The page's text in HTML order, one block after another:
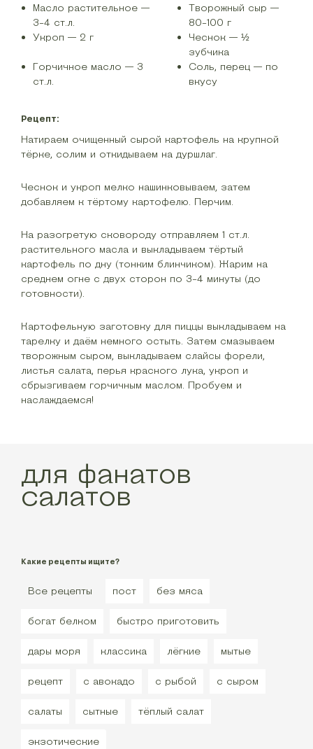
Масло растительное —
3-4 ст.л.
Творожный сыр —
80-100 г
Укроп — 2 г
Чеснок — ½
зубчика
Горчичное масло — 3
ст.л.
Соль, перец — по
вкусу
Рецепт:
Натираем очищенный сырой картофель на крупной
тёрке, солим и откидываем на дуршлаг.
Чеснок и укроп мелко нашинковываем, затем
добавляем к тёртому картофелю. Перчим.
На разогретую сковороду отправляем 1 ст.л.
растительного масла и выкладываем тёртый
картофель по дну (тонким блинчиком). Жарим на
среднем огне с двух сторон по 3-4 минуты (до
готовности).
Картофельную заготовку для пиццы выкладываем на
тарелку и даём немного остыть. Затем смазываем
творожным сыром, выкладываем слайсы форели,
листья салата, перья красного лука, укроп и
сбрызгиваем горчичным маслом. Пробуем и
наслаждаемся!
для фанатов
салатов
Какие рецепты ищите?
Все рецепты пост без мяса
богат белком быстро приготовить
дары моря классика лёгкие мытые
рецепт с авокадо с рыбой с сыром
салаты сытные тёплый салат
экзотические